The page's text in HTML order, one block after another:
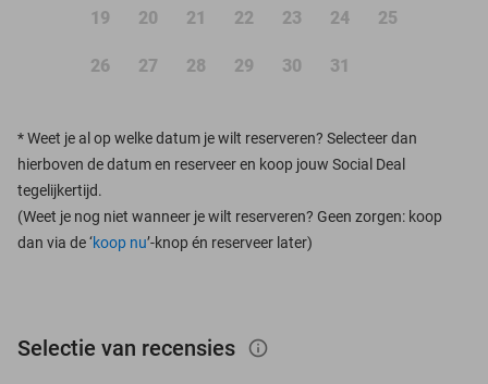
19 20 21 22 23 24 25
26 27 28 29 30 31
*Weet je al op welke datum je wilt reserveren? Selecteer dan
hierboven de datum en reserveer en koop jouw Social Deal
tegelijkertijd.
(Weet je nog niet wanneer je wilt reserveren? Geen zorgen: koop
dan via de ‘koop nu’-knop én reserveer later)
Selectie van recensies info_outlined